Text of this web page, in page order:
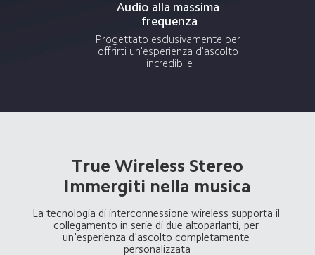
Audio alla massima
frequenza
Progettato esclusivamente per
offrirti un'esperienza d'ascolto
incredibile
True Wireless Stereo
Immergiti nella musica
La tecnologia di interconnessione wireless supporta il
collegamento in serie di due altoparlanti, per
un'esperienza d'ascolto completamente
personalizzata